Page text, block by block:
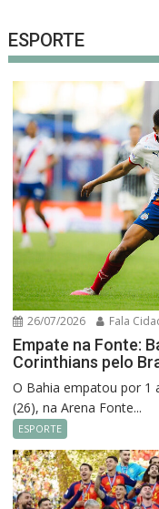
ESPORTE
26/07/2026 Fala
Empate na Fonte:
Corinthians pelo
O Bahia empatou por 1
(26), na Arena Fonte...
ESPORTE